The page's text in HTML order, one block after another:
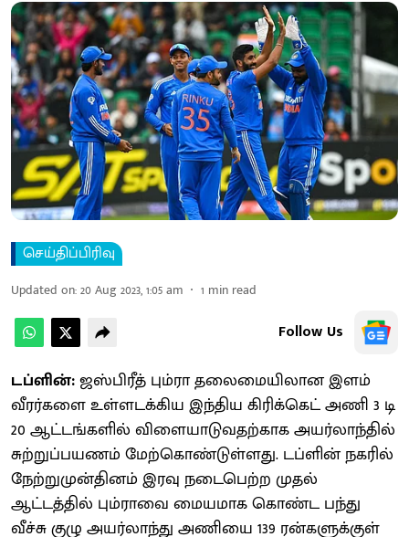
செய்திப்பிரிவு
Updated on:20 Aug 2023, 1:05 am 1 min read
Follow Us
டப்ளின்:ஜஸ்பிரீத் பும்ரா தலைமையிலான இளம்
வீரர்களை உள்ளடக்கிய இந்திய கிரிக்கெட் அணி 3 டி
20 ஆட்டங்களில் விளையாடுவதற்காக அயர்லாந்தில்
சுற்றுப்பயணம் மேற்கொண்டுள்ளது. டப்ளின் நகரில்
நேற்றுமுன்தினம் இரவு நடைபெற்ற முதல்
ஆட்டத்தில் பும்ராவை மையமாக கொண்ட பந்து
வீச்சு குழு அயர்லாந்து அணியை 139 ரன்களுக்குள்